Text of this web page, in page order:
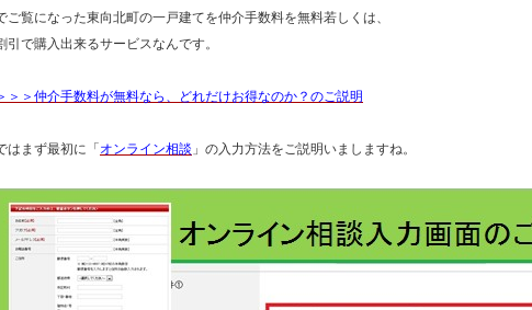
ご覧になった東向北町の一戸建てを仲介手数料を無料若しくは、
引で購入出来るサービスなんです。
＞＞仲介手数料が無料なら、どれだけお得なのか？のご説明
はまず最初に「 オンライン相談 」の入力方法をご説明いましますね。